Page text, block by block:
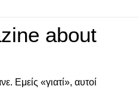
about
Εμείς «γιατί», αυτοί